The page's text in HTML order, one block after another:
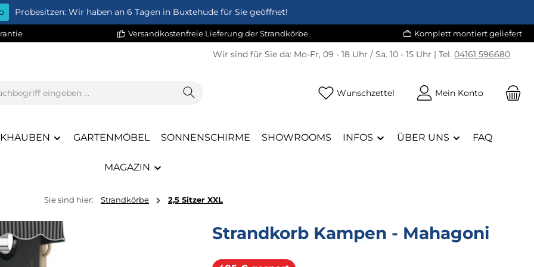
Probesitzen: Wir haben an 6 Tagen in Buxtehude für Sie geöffnet!
Versandkostenfreie Lieferung der Strandkörbe Komplett montiert geliefert
Wir sind für Sie da: Mo-Fr, 09 - 18 Uhr / Sa. 10 - 15 Uhr | Tel. 04161 596680
Wunschzettel Du hast 0 Produkte auf dem
Mein Konto
GARTENMÖBEL SONNENSCHIRME SHOWROOMS INFOS ÜBER UNS FAQ
MAGAZIN
Sie sind hier: Strandkörbe 2,5 Sitzer XXL
Strandkorb Kampen - Mahagoni